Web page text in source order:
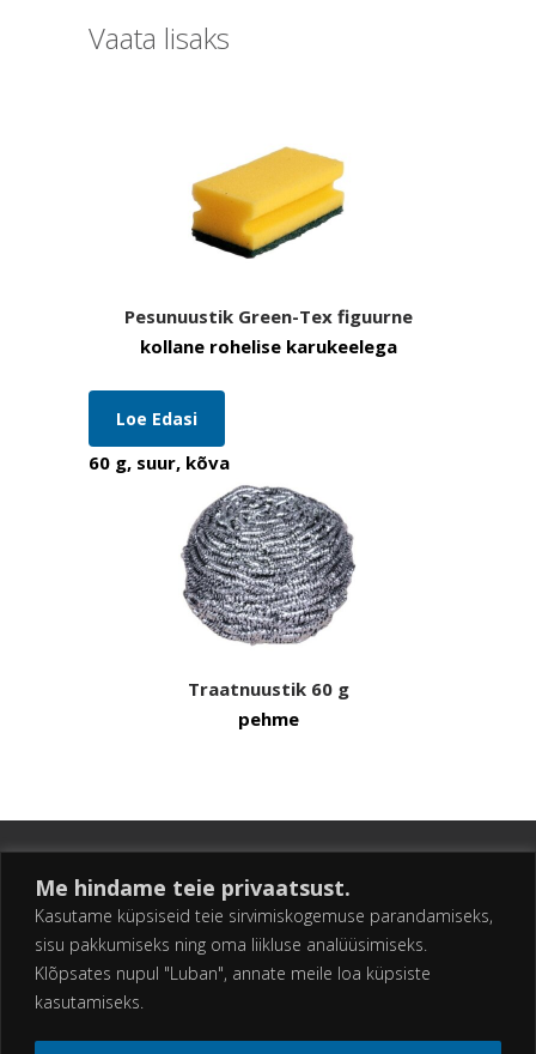
Me hindame teie privaatsust.
Kasutame küpsiseid teie sirvimiskogemuse parandamiseks,
sisu pakkumiseks ning oma liikluse analüüsimiseks.
Klõpsates nupul "Luban", annate meile loa küpsiste
kasutamiseks.
Vaata lisaks
Pesunuustik Green-Tex figuurne
kollane rohelise karukeelega
Loe Edasi
60 g, suur, kõva
Traatnuustik 60 g
pehme